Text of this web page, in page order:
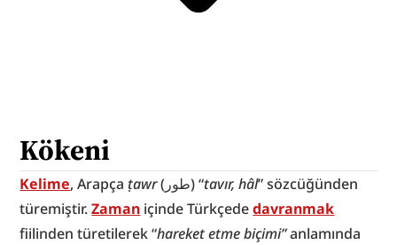
Kökeni
Kelime, Arapça ṭawr (طور) “tavır, hâl” sözcüğünden
türemiştir. Zaman içinde Türkçede davranmak
fiilinden türetilerek “hareket etme biçimi” anlamında